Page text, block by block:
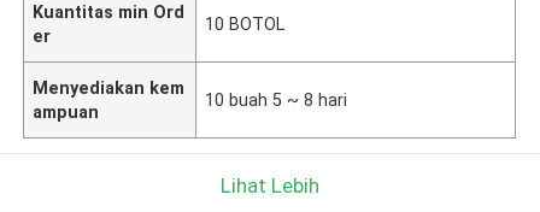
Kuantitas min Ord
er
10 BOTOL
Menyediakan kem
ampuan
10 buah 5 ~ 8 hari
Lihat Lebih